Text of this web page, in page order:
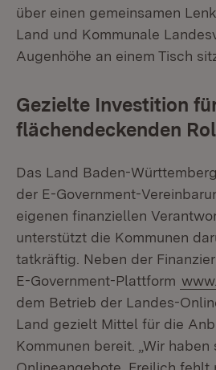
über einen gemeinsamen
Land und Kommunale
Augenhöhe an einem Tisch
Gezielte Investition
flächendeckenden
Das Land Baden-
der E-Government-
eigenen finanziellen
unterstützt die Kommunen
tatkräftig. Neben der
E-Government-Plattform
dem Betrieb der Landes-
Land gezielt Mittel für die
Kommunen bereit. „Wir haben